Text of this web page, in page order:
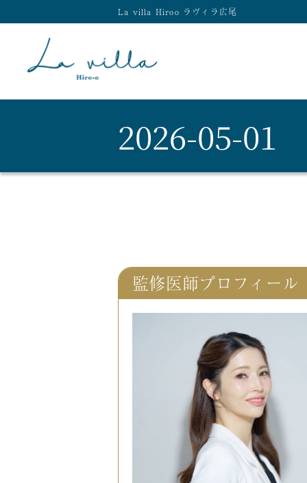
La villa Hiroo ラヴィラ広尾
2026-05-01
監修医師プロフィール